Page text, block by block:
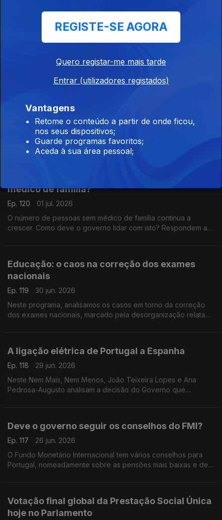
político do partido Livre.
As mudanças no crédito à habitação
03 jul. 2026
empréstimos. Decisão acertada? Respondem Francisco
Paupério, investigador e político do partido Livre e André
Silva, fundador e primeiro presidente do PAN.
02 jul. 2026
A Ministra do Ambiente diz que "não há razão de ser" para o
preço dos combustíveis. Faz sentido fiscalizar? Respondem o
antigo Ministro da Educação, Tiago Brandão Rodrigues, e o
médico de família?
Ep. 120
01 jul. 2026
O número de pessoas sem médico de família continua a
crescer. Como deve o governo lidar com isto? Respondem a
Educação: o caos na correção dos exames
nacionais
Ep. 119
30 jun. 2026
Neste programa, analisamos os casos em torno da correção
dos exames nacionais, marcado pela desorganização relatada
A ligação elétrica de Portugal a Espanha
Ep. 118
29 jun. 2026
Neste Nem Mais, Nem Menos, João Teixeira Lopes e Ana
Pedrosa-Augusto analisam a decisão do Governo que
Deve o governo seguir os conselhos do FMI?
Ep. 117
26 jun. 2026
O Fundo Monetário Internacional tem vários conselhos para
Portugal, nomeadamente sobre as pensões mais baixas e de
Votação final global da Prestação Social Única
hoje no Parlamento
REGISTE-SE AGORA
Quero registar-me mais tarde
Entrar (utilizadores registados)
Vantagens
Retome o conteúdo a partir de onde ficou,
nos seus dispositivos;
Guarde programas favoritos;
Aceda à sua área pessoal;